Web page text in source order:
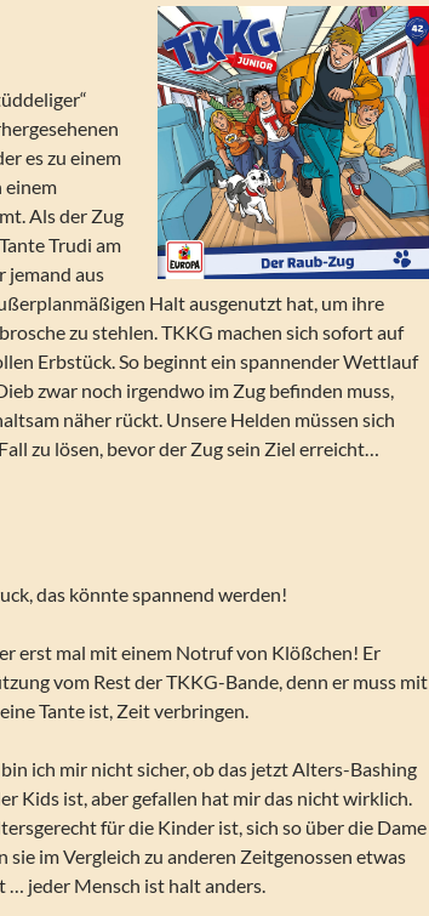
es zu einem
einem
Als der Zug
Trudi am
jemand aus
Halt ausgenutzt hat, um ihre
zu stehlen. TKKG machen sich sofort auf
Erbstück. So beginnt ein spannender Wettlauf
zwar noch irgendwo im Zug befinden muss,
näher rückt. Unsere Helden müssen sich
zu lösen, bevor der Zug sein Ziel erreicht…
das könnte spannend werden!
erst mal mit einem Notruf von Klößchen! Er
vom Rest der TKKG-Bande, denn er muss mit
Tante ist, Zeit verbringen.
bin ich mir nicht sicher, ob das jetzt Alters-Bashing
Kids ist, aber gefallen hat mir das nicht wirklich.
für die Kinder ist, sich so über die Dame
sie im Vergleich zu anderen Zeitgenossen etwas
… jeder Mensch ist halt anders.